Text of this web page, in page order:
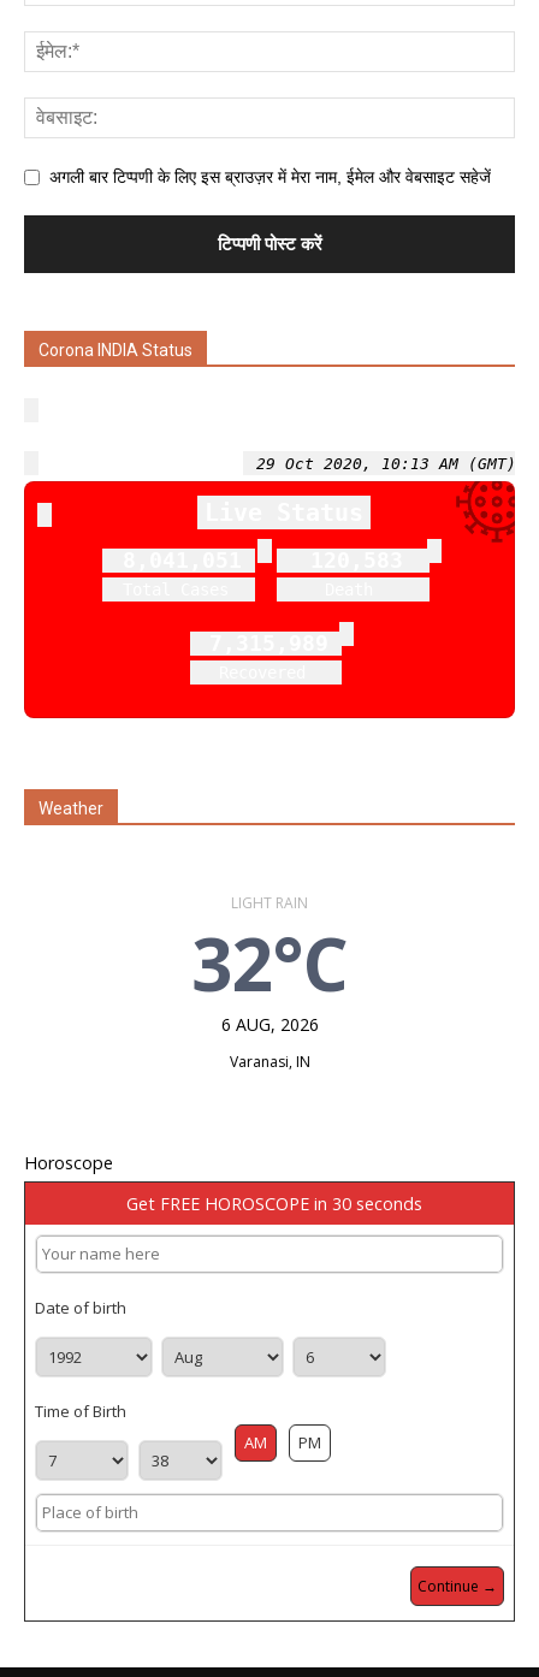
अगली बार टिप्पणी के लिए इस ब्राउज़र में मेरा नाम, ईमेल और वेबसाइट सहेजें
Corona INDIA Status
29 Oct 2020, 10:13 AM (GMT)
Weather
LIGHT RAIN
32°C
6 AUG, 2026
Varanasi, IN
Horoscope
Get FREE HOROSCOPE in 30 seconds
Date of birth
Time of Birth
AM
PM
Continue →